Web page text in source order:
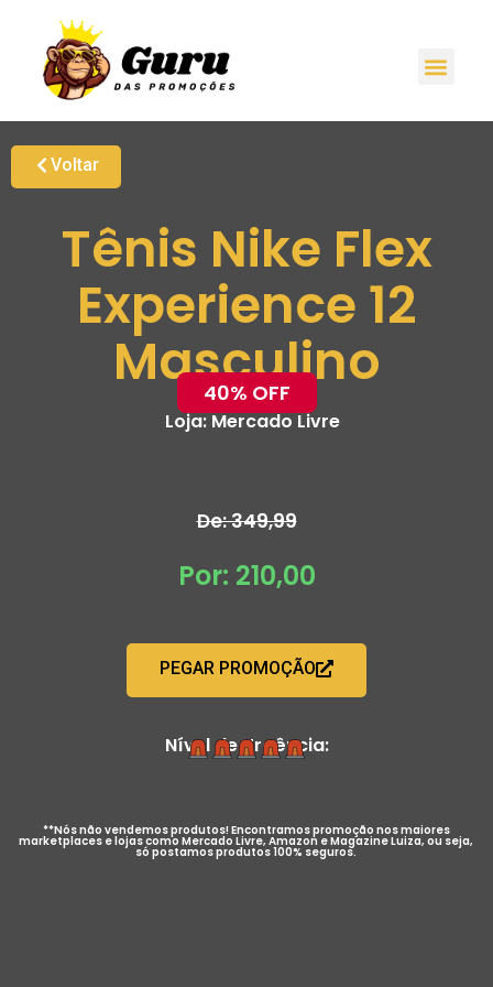
Voltar
Tênis Nike Flex
Experience 12
Masculino
40% OFF
Loja:Mercado Livre
De: 349,99
Por: 210,00
PEGAR PROMOÇÃO
Nível de Urgência:
**Nós não vendemos produtos! Encontramos promoção nos maiores
marketplaces e lojas como Mercado Livre, Amazon e Magazine Luiza, ou seja,
só postamos produtos 100% seguros.